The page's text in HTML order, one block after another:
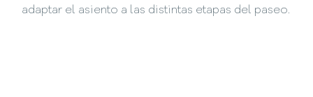
adaptar el asiento a las distintas etapas del paseo.